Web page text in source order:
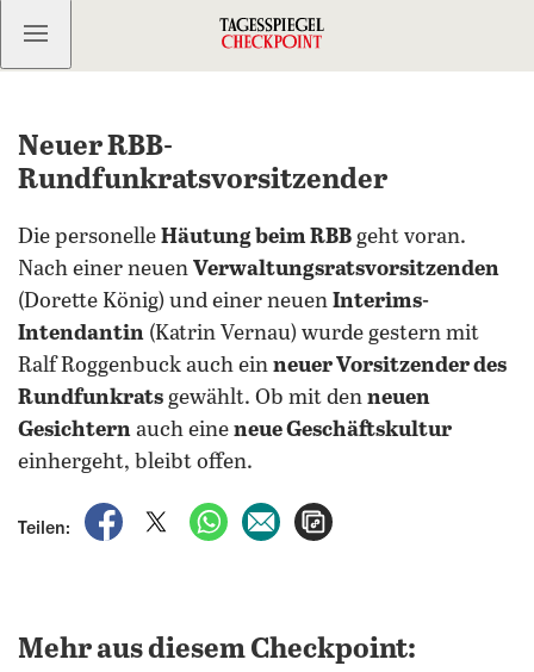
Kostenlos anmelden
Neuer RBB-
Rundfunkratsvorsitzender
Die personelle Häutung beim RBB geht voran.
Nach einer neuen Verwaltungsratsvorsitzenden
(Dorette König) und einer neuen Interims-
Intendantin (Katrin Vernau) wurde gestern mit
Ralf Roggenbuck auch ein neuer Vorsitzender des
Rundfunkrats gewählt. Ob mit den neuen
Gesichtern auch eine neue Geschäftskultur
einhergeht, bleibt offen.
Teilen:
auf Facebook teilen
auf X teilenper WhatsApp teilen
per E-Mail teilen
Mehr aus diesem Checkpoint: